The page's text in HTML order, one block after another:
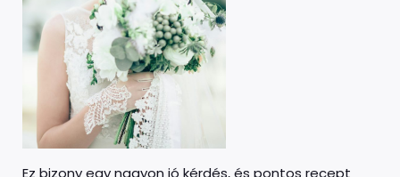
Ez bizony egy nagyon jó kérdés, és pontos recept